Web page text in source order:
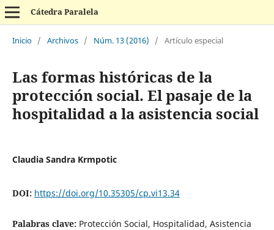
Cátedra Paralela
Inicio / Archivos / Núm. 13 (2016) / Artículo especial
Las formas históricas de la
protección social. El pasaje de la
hospitalidad a la asistencia social
Claudia Sandra Krmpotic
DOI: https://doi.org/10.35305/cp.vi13.34
Palabras clave: Protección Social, Hospitalidad, Asistencia